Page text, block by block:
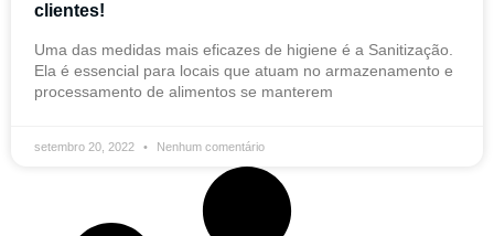
clientes!
Uma das medidas mais eficazes de higiene é a Sanitização.
Ela é essencial para locais que atuam no armazenamento e
processamento de alimentos se manterem
setembro 20, 2022 Nenhum comentário